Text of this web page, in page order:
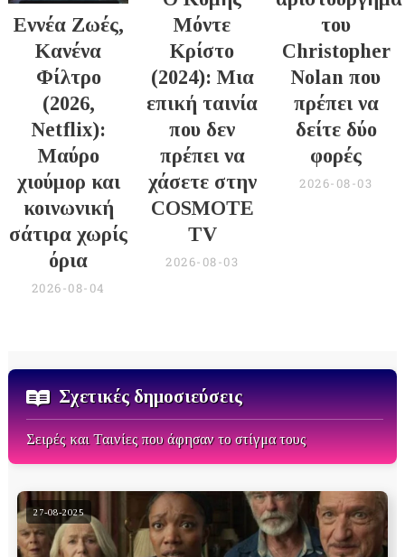
Εννέα Ζωές,
Κανένα
Φίλτρο
(2026,
Netflix):
Μαύρο
χιούμορ και
κοινωνική
σάτιρα χωρίς
όρια
2026-08-04
Μόντε
Κρίστο
(2024): Μια
επική ταινία
που δεν
πρέπει να
χάσετε στην
COSMOTE
TV
2026-08-03
του
Christopher
Nolan που
πρέπει να
δείτε δύο
φορές
2026-08-03
Σχετικές δημοσιεύσεις
Σειρές και Ταινίες που άφησαν το στίγμα τους
27-08-2025